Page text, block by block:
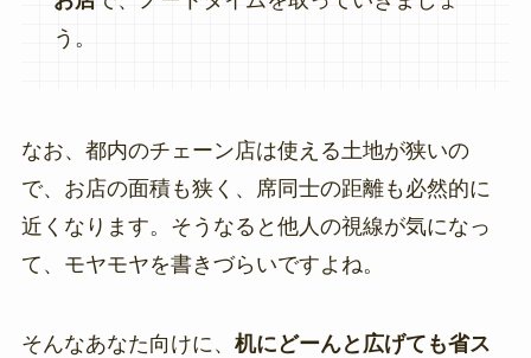
う。
なお、都内のチェーン店は使える土地が狭いの
で、お店の面積も狭く、席同士の距離も必然的に
近くなります。そうなると他人の視線が気になっ
て、モヤモヤを書きづらいですよね。
そんなあなた向けに、 机にどーんと広げても省ス